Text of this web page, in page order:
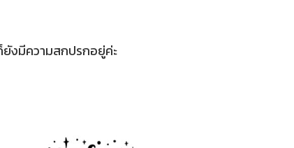
ยังมีความสกปรกอยู่ค่ะ